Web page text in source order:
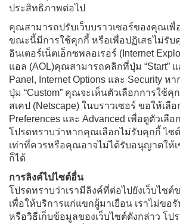
ประสิทธิภาพต่อไป
คุณสามารถปรับเว็บบราวเซอร์ของคุณเพื่
ขณะนี้มีการใช้คุกกี้ หรือเพื่อปฏิเสธไม่รับ
อินเตอร์เน็ตเอ็กซพลอเรอร์ (Internet
แอล (AOL)คุณสามารถคลิกที่ปุ่ม “Start” แ
Panel, Internet Options และ Security ห
ปุ่ม “Custom” คุณจะเห็นตัวเลือกการใช้คุ
สเคป (Netscape) ในบราวเซอร์ ขอให้เลือ
Preferences และ Advanced เพื่อดูตัวเลื
โปรดทราบว่าหากคุณเลือกไม่รับคุกกี้ ไซ
เท่าที่ควรหรือคุณอาจไม่ได้รับอนุญาตให้เ
ก็ได้
การลิงค์ไปไซต์อื่น
โปรดทราบว่าเรามีลิงค์ที่ต่อไปยังเว็บไซ
เพื่อให้บริการแก่แขกผู้มาเยือน เราไม่ขอ
หรือวิธีเก็บข้อมูลของเว็บไซต์ดังกล่าว โป